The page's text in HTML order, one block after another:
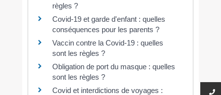
règles ?
Covid-19 et garde d'enfant : quelles
conséquences pour les parents ?
Vaccin contre la Covid-19 : quelles
sont les règles ?
Obligation de port du masque : quelles
sont les règles ?
Covid et interdictions de voyages :